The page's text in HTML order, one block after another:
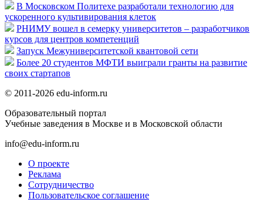
В Московском Политехе разработали технологию для
ускоренного культивирования клеток
РНИМУ вошел в семерку университетов – разработчиков
курсов для центров компетенций
Запуск Межуниверситетской квантовой сети
Более 20 студентов МФТИ выиграли гранты на развитие
своих стартапов
© 2011-2026 edu-inform.ru
Образовательный портал
Учебные заведения в Москве и в Московской области
info@edu-inform.ru
О проекте
Реклама
Сотрудничество
Пользовательское соглашение